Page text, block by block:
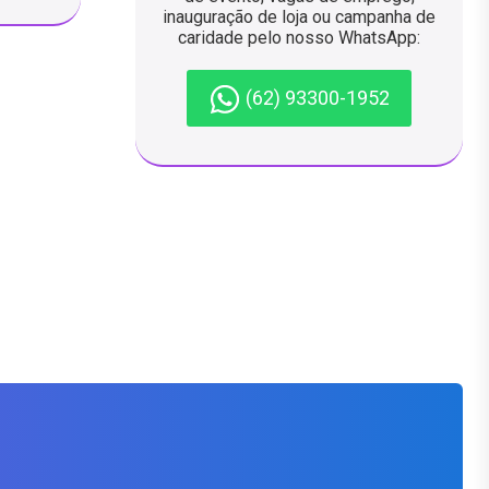
inauguração de loja ou campanha de
caridade pelo nosso WhatsApp:
(62) 93300-1952